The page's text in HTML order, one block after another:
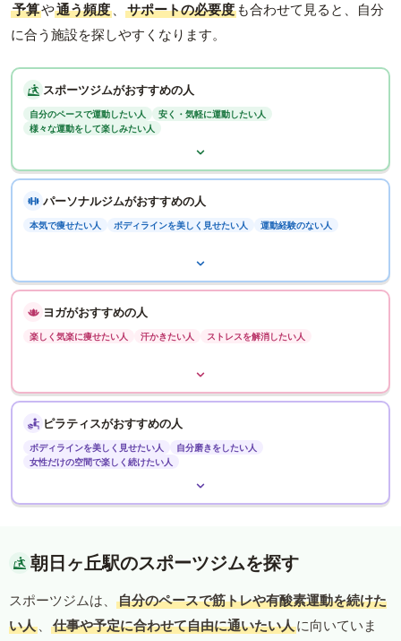
予算や通う頻度 、 サポートの必要度 も合わせて見ると、自分
に合う施設を探しやすくなります。
スポーツジムがおすすめの人
自分のペースで運動したい人
安く・気軽に運動したい人
様々な運動をして楽しみたい人
パーソナルジムがおすすめの人
本気で痩せたい人 ボディラインを美しく見せたい人 運動経験のない人
ヨガがおすすめの人
楽しく気楽に痩せたい人 汗かきたい人 ストレスを解消したい人
ピラティスがおすすめの人
ボディラインを美しく見せたい人
自分磨きをしたい人
女性だけの空間で楽しく続けたい人
朝日ヶ丘駅のスポーツジムを探す
スポーツジムは、
自分のペースで筋トレや有酸素運動を続けた
い人 、 仕事や予定に合わせて自由に通いたい人に向いていま